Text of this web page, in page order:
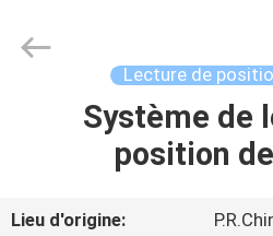
MAISON
Technology
Lecture de
Système de
position
Lieu d'origine: